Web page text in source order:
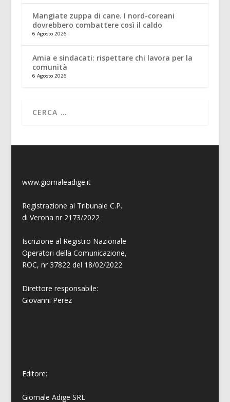
Mangiate zuppa di cane. I nord-coreani
dovrebbero combattere così il caldo
6 Agosto 2026
Amia e sindacati: rispettare chi lavora per la
comunità
6 Agosto 2026
www.giornaleadige.it
Registrazione al Tribunale C.P.
di Verona nr 2173/2022
Iscrizione al Registro Nazionale
Operatori della Comunicazione,
ROC, nr 37822 del 18/02/2022
Direttore responsabile:
Giovanni Perez
Editore:
Giornale Adige SRL